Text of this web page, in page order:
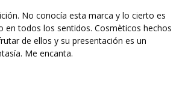
No conocía esta marca y lo cierto es
en todos los sentidos. Cosmèticos hechos
de ellos y su presentación es un
Me encanta.